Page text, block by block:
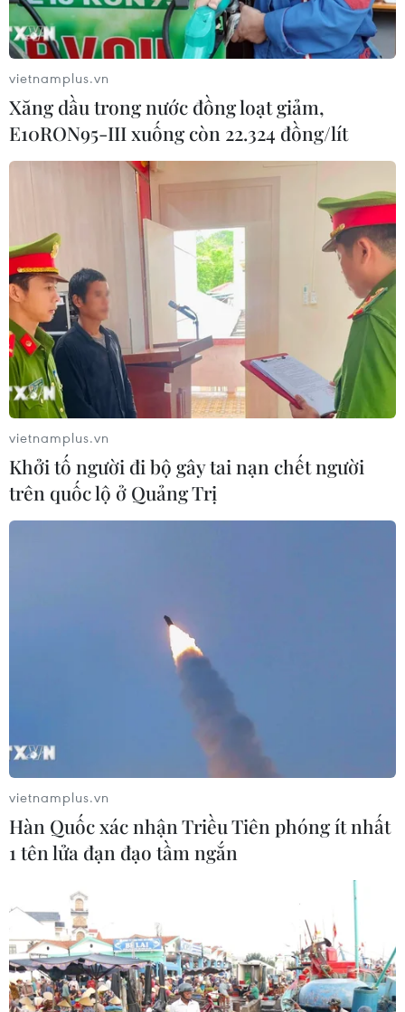
Thêm một ca tử vong do sốt xuất huyết tại
Bà Rịa-Vũng Tàu
02/08/2022 03:49
Trường hợp tử vong là bệnh nhi sinh năm 2018, ngụ tại
khu phố Hải Bình, thị trấn Long Hải, huyện Long Điền, bị
sốc sốt xuất huyết Dengue nặng, tổn thương đa cơ
quan, béo phì.
Đồng Nai ghi nhận ca tử vong thứ 15 do
mắc sốt xuất huyết
07/08/2022 07:52
Theo Sở Y tế Đồng Nai, tính từ đầu năm 2022 đến ngày
7/8, toàn tỉnh đã ghi nhận hơn 16.400 ca bệnh sốt xuất
huyết, trong đó có 15 trường hợp tử vong.
vietnamplus.vn
Xăng dầu trong nước đồng loạt giảm,
E10RON95-III xuống còn 22.324 đồng/lít
vietnamplus.vn
Khởi tố người đi bộ gây tai nạn chết người
trên quốc lộ ở Quảng Trị
vietnamplus.vn
Hàn Quốc xác nhận Triều Tiên phóng ít nhất
1 tên lửa đạn đạo tầm ngắn